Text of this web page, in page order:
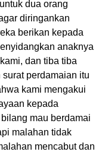
dua orang
diringankan
berikan kepada
anaknya
dan tiba tiba
perdamaian itu
kami mengakui
kepada
mau berdamai
malahan tidak
mencabut dan